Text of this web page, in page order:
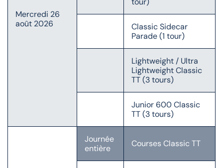
Mercredi 26
août 2026
Classic Sidecar
Parade (1 tour)
Lightweight / Ultra
Lightweight Classic
TT (3 tours)
Junior 600 Classic
TT (3 tours)
Journée
entière
Courses Classic TT